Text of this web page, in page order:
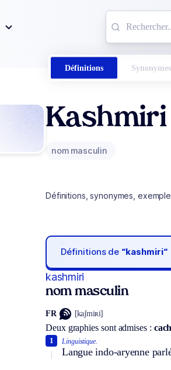
Définitions Synonymes
Kashmiri
nom masculin
Définitions, synonymes,
Définitions de “kashmiri“
kashmiri
nom masculin
FR [kaʃmiʀi]
Deux graphies sont admises :
Linguistique.
Langue indo-aryenne
1